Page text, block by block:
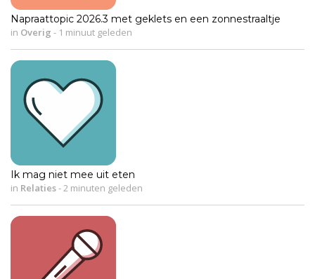
Napraattopic 2026.3 met geklets en een zonnestraaltje
in Overig - 1 minuut geleden
Ik mag niet mee uit eten
in Relaties-2 minuten geleden